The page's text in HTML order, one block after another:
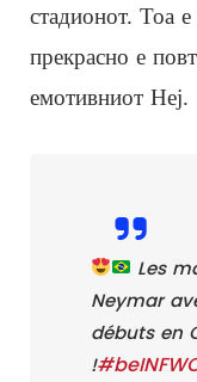
стадионот. Тоа
прекрасно е
емотивниот Неј.
Les
Neymar
débuts en
!